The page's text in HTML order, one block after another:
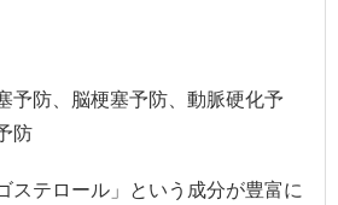
予防、脳梗塞予防、動脈硬化予
防
ステロール」という成分が豊富に